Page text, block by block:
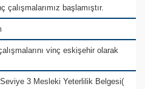
çalışmalarımız başlamıştır.
vinç eskişehir olarak
3 Mesleki Yeterlilik Belgesi(